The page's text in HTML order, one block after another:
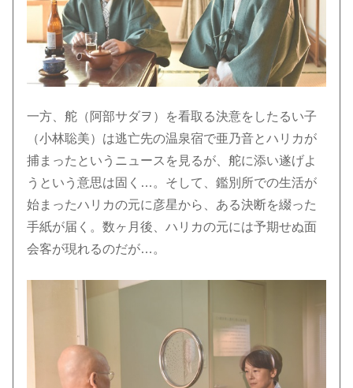
一方、舵（阿部サダヲ）を看取る決意をしたるい子
（小林聡美）は逃亡先の温泉宿で亜乃音とハリカが
捕まったというニュースを見るが、舵に添い遂げよ
うという意思は固く…。そして、鑑別所での生活が
始まったハリカの元に彦星から、ある決断を綴った
手紙が届く。数ヶ月後、ハリカの元には予期せぬ面
会客が現れるのだが…。